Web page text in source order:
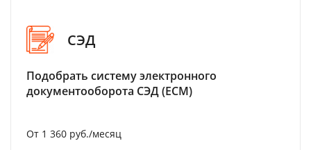
СЭД
Подобрать систему электронного
документооборота СЭД (ECM)
От 1 360 руб./месяц